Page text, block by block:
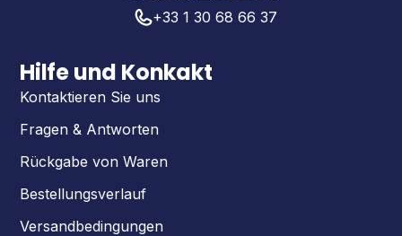
+33 1 30 68 66 37
Hilfe und Konkakt
Kontaktieren Sie uns
Fragen & Antworten
Rückgabe von Waren
Bestellungsverlauf
Versandbedingungen